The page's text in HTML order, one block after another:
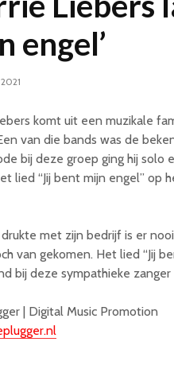
engel’
komt uit een muzikale
van die bands was de
bij deze groep ging hij solo
lied “Jij bent mijn engel” op
met zijn bedrijf is er
van gekomen. Het lied “Jij
bij deze sympathieke
| Digital Music Promotion